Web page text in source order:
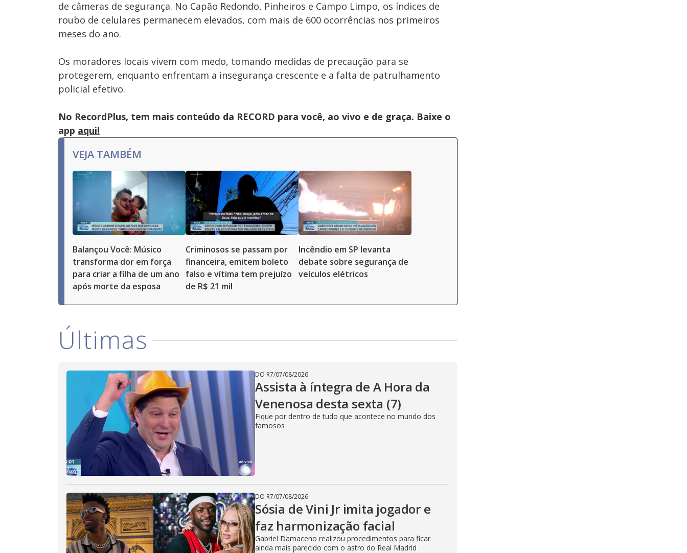
de câmeras de segurança. No Capão Redondo, Pinheiros e Campo Limpo, os índices de
roubo de celulares permanecem elevados, com mais de 600 ocorrências nos primeiros
meses do ano.
Os moradores locais vivem com medo, tomando medidas de precaução para se
protegerem, enquanto enfrentam a insegurança crescente e a falta de patrulhamento
policial efetivo.
No RecordPlus, tem mais conteúdo da RECORD para você, ao vivo e de graça. Baixe o
app aqui!
VEJA TAMBÉM
Balançou Você: Músico
transforma dor em força
para criar a filha de um ano
após morte da esposa
Criminosos se passam por
financeira, emitem boleto
falso e vítima tem prejuízo
de R$ 21 mil
Incêndio em SP levanta
debate sobre segurança de
veículos elétricos
Últimas
DO R7/07/08/2026
Assista à íntegra de A Hora da
Venenosa desta sexta (7)
Fique por dentro de tudo que acontece no mundo dos
famosos
DO R7/07/08/2026
Sósia de Vini Jr imita jogador e
faz harmonização facial
Gabriel Damaceno realizou procedimentos para ficar
ainda mais parecido com o astro do Real Madrid